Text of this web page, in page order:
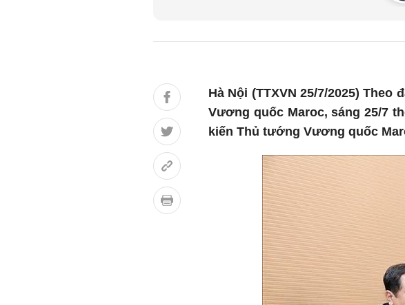
Hà Nội (TTXVN 25/7/2025)
Vương quốc Maroc, sáng 25/7
kiến Thủ tướng Vương quốc